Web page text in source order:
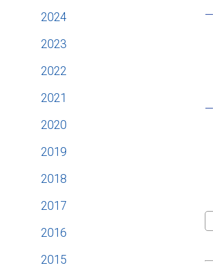
2024
2023
2022
2021
2020
2019
2018
2017
2016
2015